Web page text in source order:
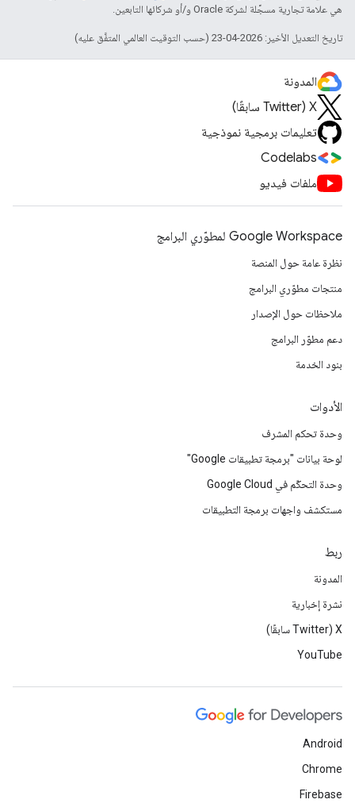
هي علامة تجارية مسجَّلة لشركة Oracle و/أو شركائها التابعين.
تاريخ التعديل الأخير: 2026-04-23 (حسب التوقيت العالمي المتفَّق عليه)
المدونة
‫X ‏(Twitter سابقًا)
تعليمات برمجية نموذجية
Codelabs
ملفات فيديو
Google Workspace لمطوّري البرامج
نظرة عامة حول المنصة
منتجات مطوّري البرامج
ملاحظات حول الإصدار
دعم مطوّر البرامج
بنود الخدمة
الأدوات
وحدة تحكم المشرف
لوحة بيانات "برمجة تطبيقات Google"
وحدة التحكّم في Google Cloud
مستكشف واجهات برمجة التطبيقات
ربط
المدونة
نشرة إخبارية
‫X ‏(Twitter سابقًا)
YouTube
Android
Chrome
Firebase